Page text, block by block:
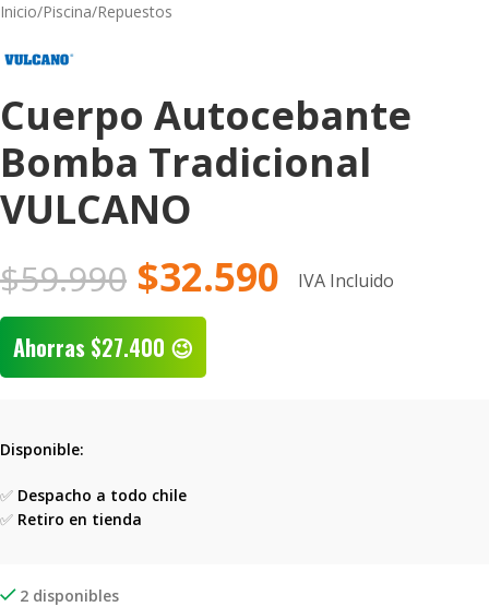
Inicio/Piscina/Repuestos
Cuerpo Autocebante
Bomba Tradicional
VULCANO
$59.990 $32.590 IVA Incluido
Ahorras $27.400 😉
Disponible:
✅ Despacho a todo chile
✅ Retiro en tienda
2 disponibles